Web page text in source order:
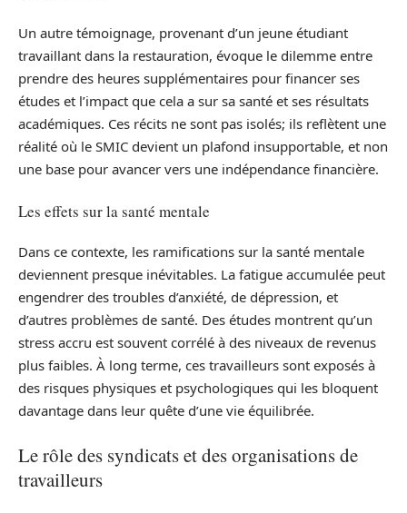
Un autre témoignage, provenant d’un jeune étudiant
travaillant dans la restauration, évoque le dilemme entre
prendre des heures supplémentaires pour financer ses
études et l’impact que cela a sur sa santé et ses résultats
académiques. Ces récits ne sont pas isolés; ils reflètent une
réalité où le SMIC devient un plafond insupportable, et non
une base pour avancer vers une indépendance financière.
Les effets sur la santé mentale
Dans ce contexte, les ramifications sur la santé mentale
deviennent presque inévitables. La fatigue accumulée peut
engendrer des troubles d’anxiété, de dépression, et
d’autres problèmes de santé. Des études montrent qu’un
stress accru est souvent corrélé à des niveaux de revenus
plus faibles. À long terme, ces travailleurs sont exposés à
des risques physiques et psychologiques qui les bloquent
davantage dans leur quête d’une vie équilibrée.
Le rôle des syndicats et des organisations de
travailleurs